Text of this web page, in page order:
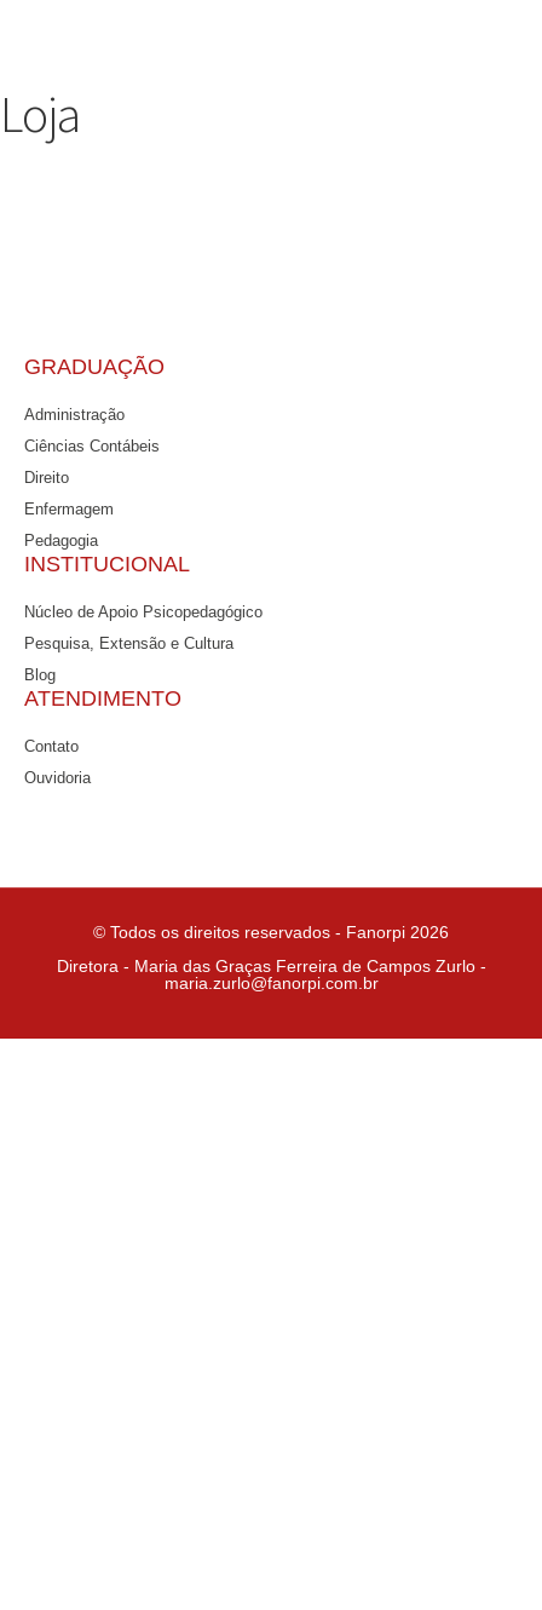
Loja
GRADUAÇÃO
Administração
Ciências Contábeis
Direito
Enfermagem
Pedagogia
INSTITUCIONAL
Núcleo de Apoio Psicopedagógico
Pesquisa, Extensão e Cultura
Blog
ATENDIMENTO
Contato
Ouvidoria
© Todos os direitos reservados - Fanorpi 2026
Diretora - Maria das Graças Ferreira de Campos Zurlo -
maria.zurlo@fanorpi.com.br